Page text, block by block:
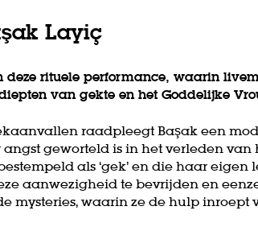
Layiç
deze rituele performance, waarin
van gekte en het Goddelijke
raadpleegt Başak een
geworteld is in het verleden van
als ‘gek’ en die haar eigen
aanwezigheid te bevrijden en
mysteries, waarin ze de hulp inroept